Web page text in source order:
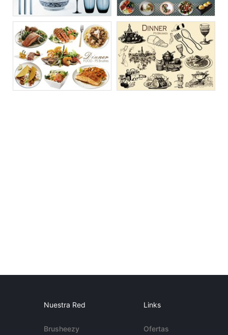
Nuestra Red
Brusheezy
Links
Ofertas